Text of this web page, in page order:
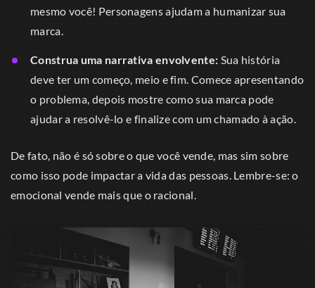
mesmo você! Personagens ajudam a humanizar sua
marca.
Construa uma narrativa envolvente: Sua história
deve ter um começo, meio e fim. Comece apresentando
o problema, depois mostre como sua marca pode
ajudar a resolvê-lo e finalize com um chamado à ação.
De fato, não é só sobre o que você vende, mas sim sobre
como isso pode impactar a vida das pessoas. Lembre-se: o
emocional vende mais que o racional.